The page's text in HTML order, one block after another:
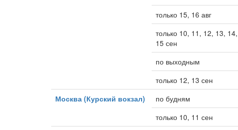
только 15, 16 авг
только 10, 11, 12, 13, 14,
15 сен
по выходным
только 12, 13 сен
Москва (Курский вокзал)
по будням
только 10, 11 сен